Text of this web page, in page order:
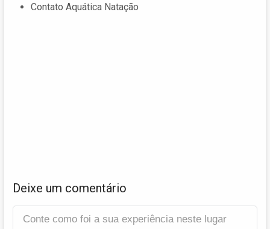
Contato Aquática Natação
Deixe um comentário